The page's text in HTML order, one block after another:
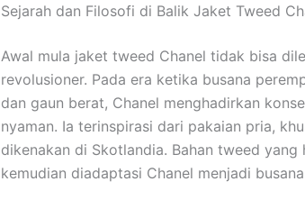
Sejarah dan Filosofi di Balik Jaket Tweed
Awal mula jaket tweed Chanel tidak bisa
revolusioner. Pada era ketika busana
dan gaun berat, Chanel menghadirkan
nyaman. Ia terinspirasi dari pakaian pria,
dikenakan di Skotlandia. Bahan tweed
kemudian diadaptasi Chanel menjadi